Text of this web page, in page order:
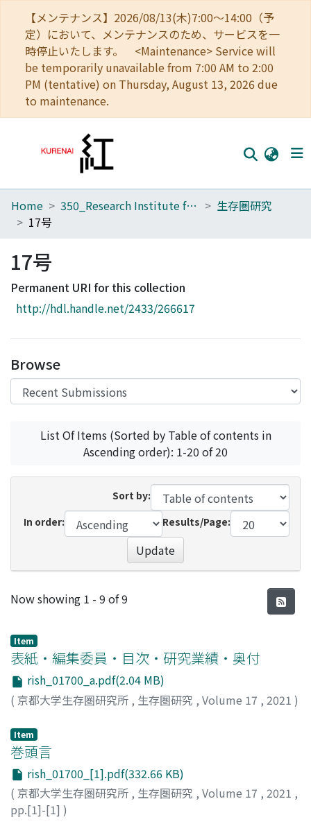
【メンテナンス】2026/08/13(木)7:00～14:00（予
定）において、メンテナンスのため、サービスを一
時停止いたします。 <Maintenance> Service will
be temporarily unavailable from 7:00 AM to 2:00
PM (tentative) on Thursday, August 13, 2026 due
to maintenance.
Home
Browse
Download Ranking
Access Statistics
Home 350_Research Institute for Sustainable Humanosphere
生存圏研究
17号
17号
Permanent URI for this collection
http://hdl.handle.net/2433/266617
Browse
List Of Items (Sorted by Table of contents in
Ascending order): 1-20 of 20
Sort by:
In order:
Results/Page:
Update
Recent Submissions
Now showing 1 - 9 of 9
Item
表紙・編集委員・目次・研究業績・奥付
rish_01700_a.pdf(2.04 MB)
( 京都大学生存圏研究所 , 生存圏研究 , Volume 17 , 2021 )
Item
巻頭言
rish_01700_[1].pdf(332.66 KB)
( 京都大学生存圏研究所 , 生存圏研究 , Volume 17 , 2021 ,
pp.[1]-[1] )